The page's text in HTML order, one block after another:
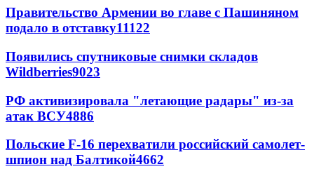
Правительство Армении во главе с Пашиняном
подало в отставку11122
Появились спутниковые снимки складов
Wildberries9023
РФ активизировала "летающие радары" из-за
атак ВСУ4886
Польские F-16 перехватили российский самолет-
шпион над Балтикой4662